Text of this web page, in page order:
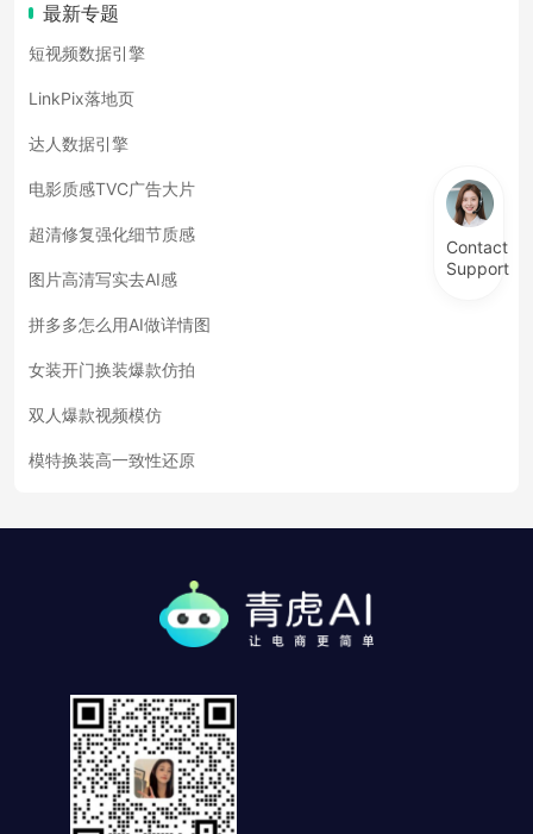
最新专题
短视频数据引擎
LinkPix落地页
达人数据引擎
电影质感TVC广告大片
超清修复强化细节质感
图片高清写实去AI感
拼多多怎么用AI做详情图
女装开门换装爆款仿拍
双人爆款视频模仿
模特换装高一致性还原
Contact
Support